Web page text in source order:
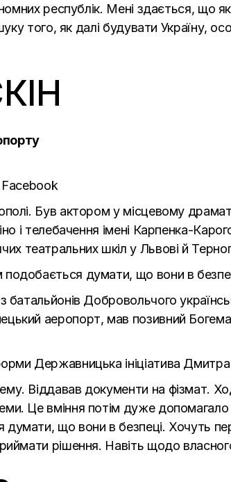
республік. Мені здається, що
того, як далі будувати Україну,
Був актором у місцевому
і телебачення імені Карпенка-
театральних шкіл у Львові й
думати, що вони в
батальйонів Добровольчого
аеропорт, мав позивний
Державницька ініціатива
Віддавав документи на фізмат.
Це вміння потім дуже
що вони в безпеці. Хочуть
рішення. Навіть щодо